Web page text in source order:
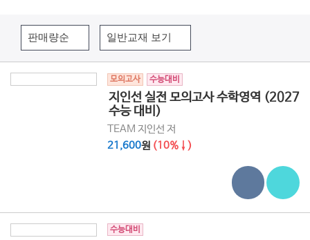
모의고사 수능대비
지인선 실전 모의고사 수학영역 (2027
수능 대비)
TEAM 지인선 저
21,600원 (10%↓)
수능대비